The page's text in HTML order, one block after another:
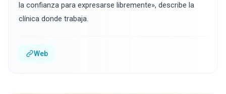
la confianza para expresarse libremente», describe la
clínica donde trabaja.
Web